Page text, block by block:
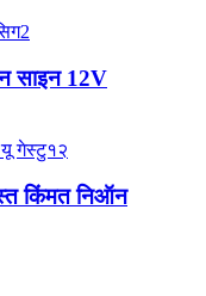
साइन 12V
किंमत निऑन